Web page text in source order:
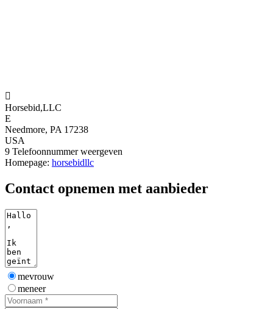

Horsebid,LLC
E
Needmore, PA 17238
USA
9 Telefoonnummer weergeven
Homepage: horsebidllc
Contact opnemen met aanbieder
mevrouw
meneer